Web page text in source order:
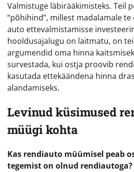
Valmistuge läbirääkimisteks. Teil
“põhihind”, millest madalamale te
auto ettevalmistamisse
hooldusajalugu on laitmatu, on
argumendid oma hinna
survestada, kui ostja proovib
kasutada ettekäändena hinna
alandamiseks.
Levinud küsimused
müügi kohta
Kas rendiauto müümisel peab
tegemist on olnud rendiautoga?